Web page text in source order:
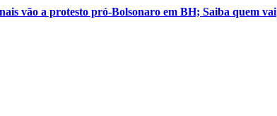
vão a protesto pró-Bolsonaro em BH; Saiba quem vai